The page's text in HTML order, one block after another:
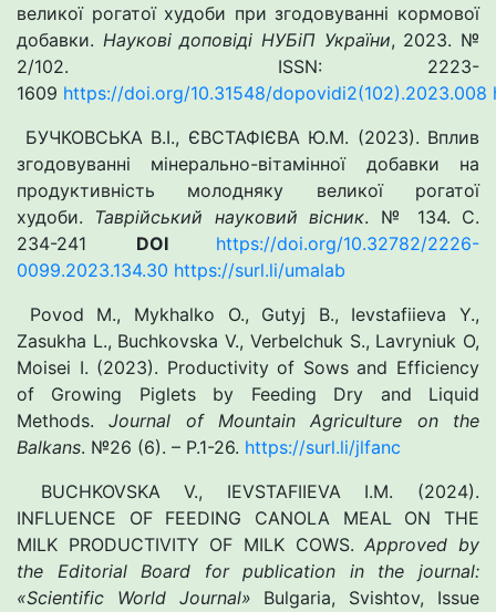
великої рогатої худоби при згодовуванні кормової
добавки. Наукові доповіді НУБіП України, 2023. №
2/102. ISSN: 2223-
1609 https://doi.org/10.31548/dopovidi2(102).2023.008
БУЧКОВСЬКА В.І., ЄВСТАФІЄВА Ю.М. (2023). Вплив
згодовуванні мінерально-вітамінної добавки на
продуктивність молодняку великої рогатої
худоби. Таврійський науковий вісник. № 134. С.
234-241 DOI https://doi.org/10.32782/2226-
0099.2023.134.30 https://surl.li/umalab
Povod M., Mykhalko O., Gutyj B., Ievstafiieva Y.,
Zasukha L., Buchkovska V., Verbelchuk S., Lavryniuk O,
Moisei I. (2023). Productivity of Sows and Efficiency
of Growing Piglets by Feeding Dry and Liquid
Methods.Journal of Mountain Agriculture on the
Balkans. №26 (6). – P.1-26. https://surl.li/jlfanc
BUCHKOVSKA V.,​ IEVSTAFIIEVA I.M. (2024).
INFLUENCE OF FEEDING CANOLA MEAL ON THE
MILK PRODUCTIVITY OF MILK COWS.Approved by
the Editorial Board for publication in the journal:
«Scientific World Journal» Bulgaria, Svishtov, Issue